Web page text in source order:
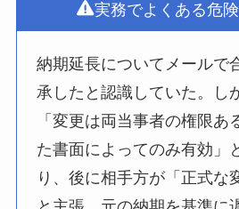
実務でよくある危
納期延長についてメールで
承したと認識していた。し
「変更は両当事者の権限あ
た書面によってのみ有効」
り、後に相手方が「正式な